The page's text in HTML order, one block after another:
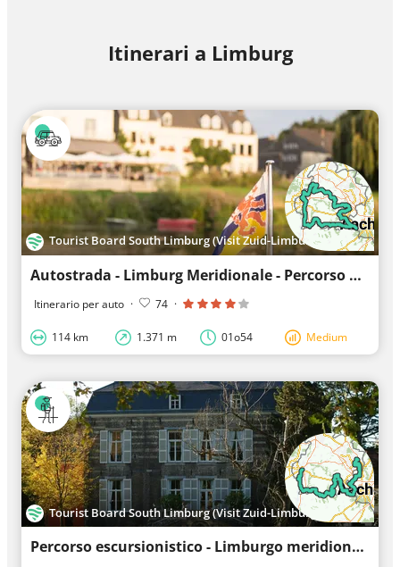
Itinerari a Limburg
Tourist Board South Limburg (Visit Zuid-Limburg)
Autostrada - Limburg Meridionale - Percorso Auto Mergelland
Itinerario per auto · 74 ·
114 km 1.371 m 01o54 Medium
Tourist Board South Limburg (Visit Zuid-Limburg)
Percorso escursionistico - Limburgo meridionale - Sentiero olandese delle montagne